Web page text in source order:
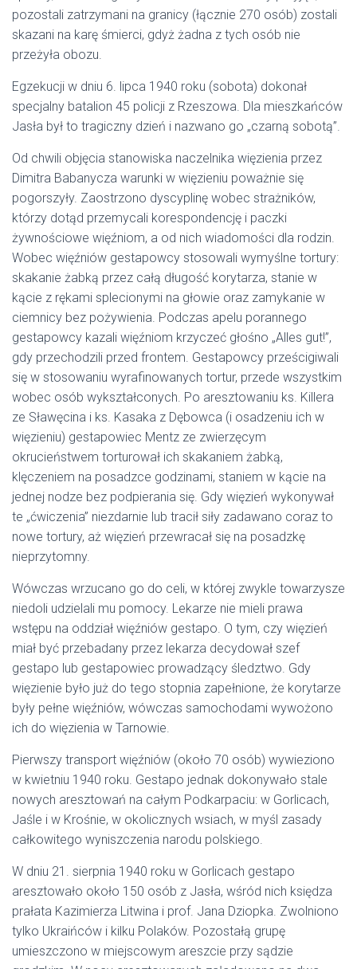
pozostali zatrzymani na granicy (łącznie 270 osób) zostali
skazani na karę śmierci, gdyż żadna z tych osób nie
przeżyła obozu.
Egzekucji w dniu 6. lipca 1940 roku (sobota) dokonał
specjalny batalion 45 policji z Rzeszowa. Dla mieszkańców
Jasła był to tragiczny dzień i nazwano go „czarną sobotą”.
Od chwili objęcia stanowiska naczelnika więzienia przez
Dimitra Babanycza warunki w więzieniu poważnie się
pogorszyły. Zaostrzono dyscyplinę wobec strażników,
którzy dotąd przemycali korespondencję i paczki
żywnościowe więźniom, a od nich wiadomości dla rodzin.
Wobec więźniów gestapowcy stosowali wymyślne tortury:
skakanie żabką przez całą długość korytarza, stanie w
kącie z rękami splecionymi na głowie oraz zamykanie w
ciemnicy bez pożywienia. Podczas apelu porannego
gestapowcy kazali więźniom krzyczeć głośno „Alles gut!”,
gdy przechodzili przed frontem. Gestapowcy prześcigiwali
się w stosowaniu wyrafinowanych tortur, przede wszystkim
wobec osób wykształconych. Po aresztowaniu ks. Killera
ze Sławęcina i ks. Kasaka z Dębowca (i osadzeniu ich w
więzieniu) gestapowiec Mentz ze zwierzęcym
okrucieństwem torturował ich skakaniem żabką,
klęczeniem na posadzce godzinami, staniem w kącie na
jednej nodze bez podpierania się. Gdy więzień wykonywał
te „ćwiczenia” niezdarnie lub tracił siły zadawano coraz to
nowe tortury, aż więzień przewracał się na posadzkę
nieprzytomny.
Wówczas wrzucano go do celi, w której zwykle towarzysze
niedoli udzielali mu pomocy. Lekarze nie mieli prawa
wstępu na oddział więźniów gestapo. O tym, czy więzień
miał być przebadany przez lekarza decydował szef
gestapo lub gestapowiec prowadzący śledztwo. Gdy
więzienie było już do tego stopnia zapełnione, że korytarze
były pełne więźniów, wówczas samochodami wywożono
ich do więzienia w Tarnowie.
Pierwszy transport więźniów (około 70 osób) wywieziono
w kwietniu 1940 roku. Gestapo jednak dokonywało stale
nowych aresztowań na całym Podkarpaciu: w Gorlicach,
Jaśle i w Krośnie, w okolicznych wsiach, w myśl zasady
całkowitego wyniszczenia narodu polskiego.
W dniu 21. sierpnia 1940 roku w Gorlicach gestapo
aresztowało około 150 osób z Jasła, wśród nich księdza
prałata Kazimierza Litwina i prof. Jana Dziopka. Zwolniono
tylko Ukraińców i kilku Polaków. Pozostałą grupę
umieszczono w miejscowym areszcie przy sądzie